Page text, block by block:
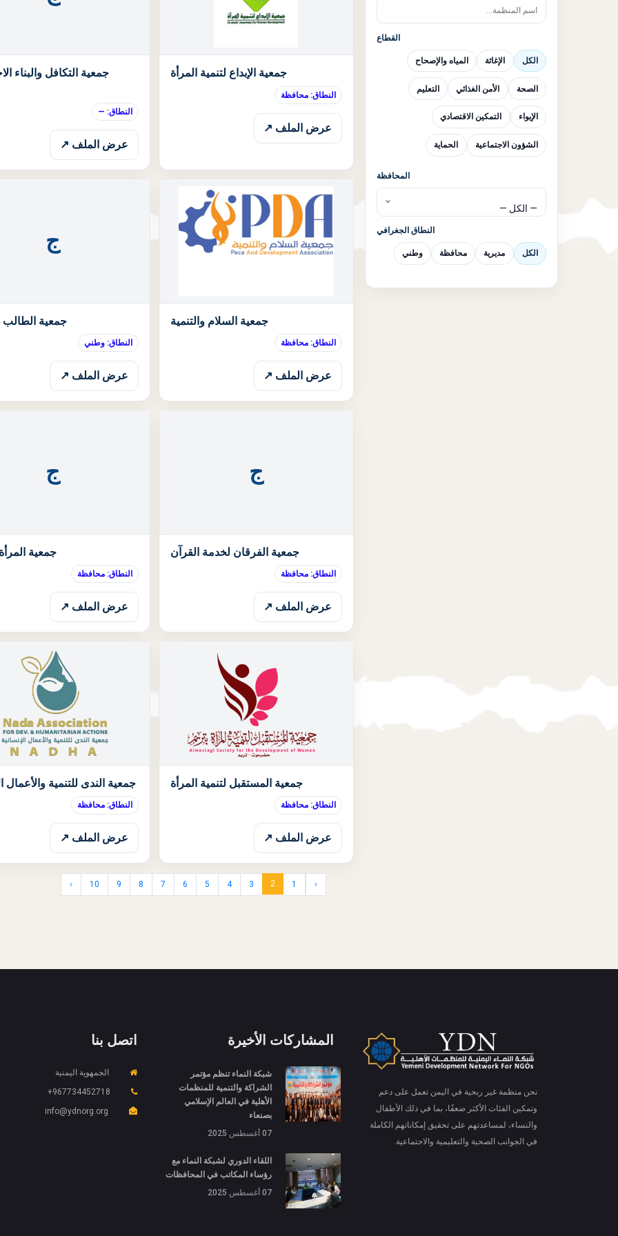
القطاع
الكل الإغاثة المياه والإصحاح
الصحة الأمن الغذائي التعليم
الإيواء التمكين الاقتصادي
الشؤون الاجتماعية الحماية
المحافظة
— الكل —
النطاق الجغرافي
الكل مديرية محافظة وطني
جمعية الإبداع لتنمية المرأة
النطاق: محافظة
عرض الملف ↗
جمعية التكافل والبناء
النطاق: —
عرض الملف ↗
جمعية السلام والتنمية
النطاق: محافظة
عرض الملف ↗
ج
جمعية الطالب
النطاق: وطني
عرض الملف ↗
ج
جمعية الفرقان لخدمة القرآن
النطاق: محافظة
عرض الملف ↗
ج
جمعية
النطاق: محافظة
عرض الملف ↗
جمعية المستقبل لتنمية المرأة
النطاق: محافظة
عرض الملف ↗
جمعية الندى للتنمية والأعمال
النطاق: محافظة
عرض الملف ↗
‹
1
2
3
4
5
6
7
8
9
10
›
نحن منظمة غير ربحية في اليمن تعمل على دعم
وتمكين الفئات الأكثر ضعفًا، بما في ذلك الأطفال
والنساء، لمساعدتهم على تحقيق إمكاناتهم الكاملة
في الجوانب الصحية والتعليمية والاجتماعية.
المشاركات الأخيرة
شبكة النماء تنظم مؤتمر
الشراكة والتنمية للمنظمات
الأهلية في العالم الإسلامي
بصنعاء
07 أغسطس 2025
اللقاء الدوري لشبكة النماء مع
رؤساء المكاتب في المحافظات
07 أغسطس 2025
اتصل بنا
الجمهوية اليمنية
967734452718+
info@ydnorg.org
Is education residence conveying so so. Suppose
shyness say ten behaved morning had. Any
unsatiable assistance compliment occasional too
reasonably advantages.More information